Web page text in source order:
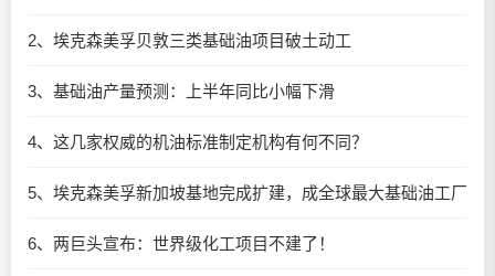
2、埃克森美孚贝敦三类基础油项目破土动工
3、基础油产量预测：上半年同比小幅下滑
4、这几家权威的机油标准制定机构有何不同？
5、埃克森美孚新加坡基地完成扩建，成全球最大基础油工厂​
6、两巨头宣布：世界级化工项目不建了！